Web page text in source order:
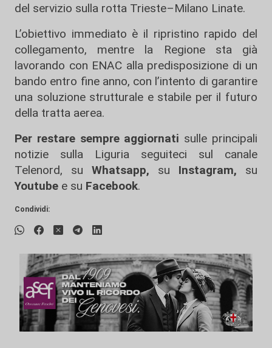
del servizio sulla rotta Trieste–Milano Linate.
L’obiettivo immediato è il ripristino rapido del
collegamento, mentre la Regione sta già
lavorando con ENAC alla predisposizione di un
bando entro fine anno, con l’intento di garantire
una soluzione strutturale e stabile per il futuro
della tratta aerea.
Per restare sempre aggiornati sulle principali
notizie sulla Liguria seguiteci sul canale
Telenord, su
Whatsapp, su Instagram, su
Youtube e su Facebook.
Condividi: